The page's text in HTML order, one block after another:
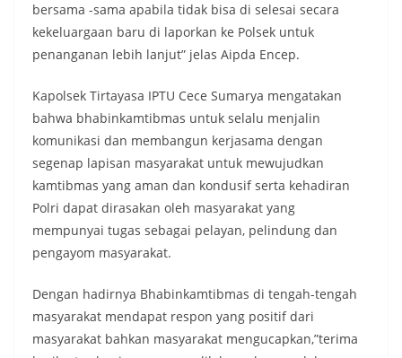
bersama -sama apabila tidak bisa di selesai secara
kekeluargaan baru di laporkan ke Polsek untuk
penanganan lebih lanjut” jelas Aipda Encep.
Kapolsek Tirtayasa IPTU Cece Sumarya mengatakan
bahwa bhabinkamtibmas untuk selalu menjalin
komunikasi dan membangun kerjasama dengan
segenap lapisan masyarakat untuk mewujudkan
kamtibmas yang aman dan kondusif serta kehadiran
Polri dapat dirasakan oleh masyarakat yang
mempunyai tugas sebagai pelayan, pelindung dan
pengayom masyarakat.
Dengan hadirnya Bhabinkamtibmas di tengah-tengah
masyarakat mendapat respon yang positif dari
masyarakat bahkan masyarakat mengucapkan,”terima